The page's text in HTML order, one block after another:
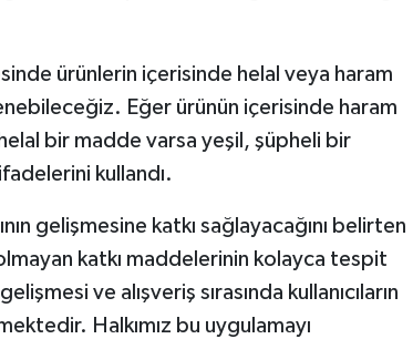
ürünlerin içerisinde helal veya haram
Eğer ürünün içerisinde haram
bir madde varsa yeşil, şüpheli bir
kullandı.
gelişmesine katkı sağlayacağını belirten
katkı maddelerinin kolayca tespit
ve alışveriş sırasında kullanıcıların
Halkımız bu uygulamayı